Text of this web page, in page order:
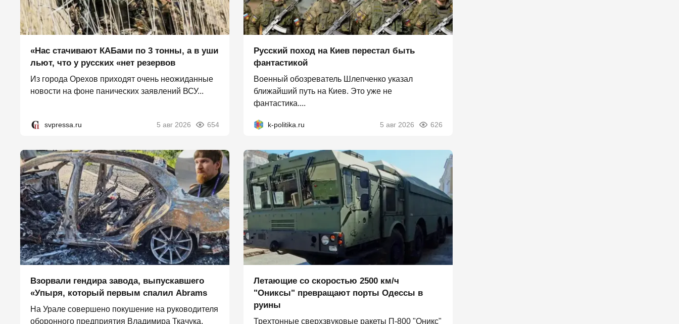
«Нас стачивают КАБами по 3 тонны, а в уши
льют, что у русских «нет резервов
Из города Орехов приходят очень неожиданные
новости на фоне панических заявлений ВСУ...
svpressa.ru 5 авг 2026 654
Русский поход на Киев перестал быть
фантастикой
Военный обозреватель Шлепченко указал
ближайший путь на Киев. Это уже не
фантастика....
k-politika.ru 5 авг 2026 626
Взорвали гендира завода, выпускавшего
«Упыря, который первым спалил Abrams
На Урале совершено покушение на руководителя
оборонного предприятия Владимира Ткачука,
Летающие со скоростью 2500 км/ч
"Ониксы" превращают порты Одессы в
руины
Трехтонные сверхзвуковые ракеты П‑800 "Оникс"